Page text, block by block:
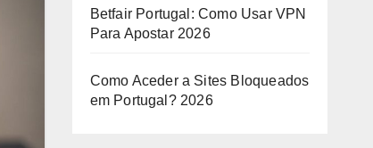
Betfair Portugal: Como Usar VPN
Para Apostar 2026
Como Aceder a Sites Bloqueados
em Portugal? 2026